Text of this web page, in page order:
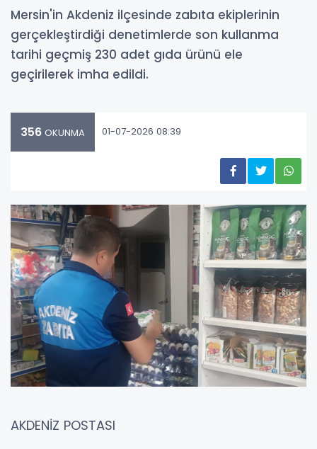
Mersin'in Akdeniz ilçesinde zabıta ekiplerinin
gerçekleştirdiği denetimlerde son kullanma
tarihi geçmiş 230 adet gıda ürünü ele
geçirilerek imha edildi.
356 OKUNMA 01-07-2026 08:39
AKDENİZ POSTASI